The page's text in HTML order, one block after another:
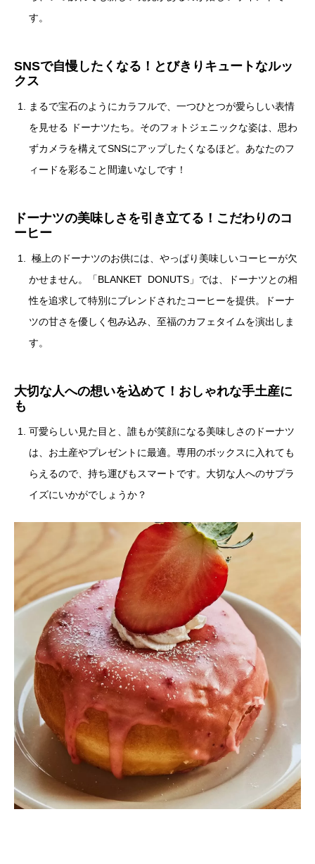
す。
SNSで自慢したくなる！とびきりキュートなルッ
クス
まるで宝石のようにカラフルで、一つひとつが愛らしい表情
を見せる ドーナツたち。そのフォトジェニックな姿は、思わ
ずカメラを構えてSNSにアップしたくなるほど。あなたのフ
ィードを彩ること間違いなしです！
ドーナツの美味しさを引き立てる！こだわりのコ
ーヒー
極上のドーナツのお供には、やっぱり美味しいコーヒーが欠
かせません。「BLANKET DONUTS」では、ドーナツとの相
性を追求して特別にブレンドされたコーヒーを提供。ドーナ
ツの甘さを優しく包み込み、至福のカフェタイムを演出しま
す。
大切な人への想いを込めて！おしゃれな手土産に
も
可愛らしい見た目と、誰もが笑顔になる美味しさのドーナツ
は、お土産やプレゼントに最適。専用のボックスに入れても
らえるので、持ち運びもスマートです。大切な人へのサプラ
イズにいかがでしょうか？